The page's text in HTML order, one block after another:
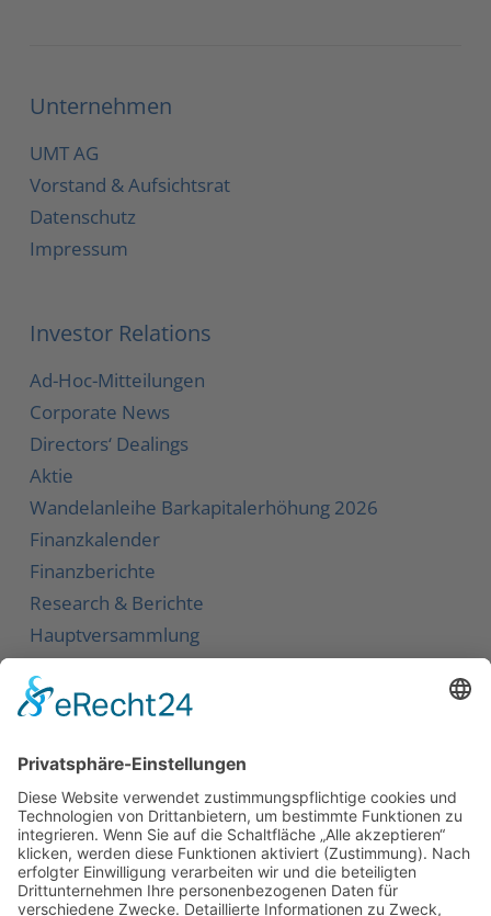
Unternehmen
UMT AG
Vorstand & Aufsichtsrat
Datenschutz
Impressum
Investor Relations
Ad-Hoc-Mitteilungen
Corporate News
Directors‘ Dealings
Aktie
Wandelanleihe Barkapitalerhöhung 2026
Finanzkalender
Finanzberichte
Research & Berichte
Hauptversammlung
Kontakt
Newsletter
Karriere
Downloads